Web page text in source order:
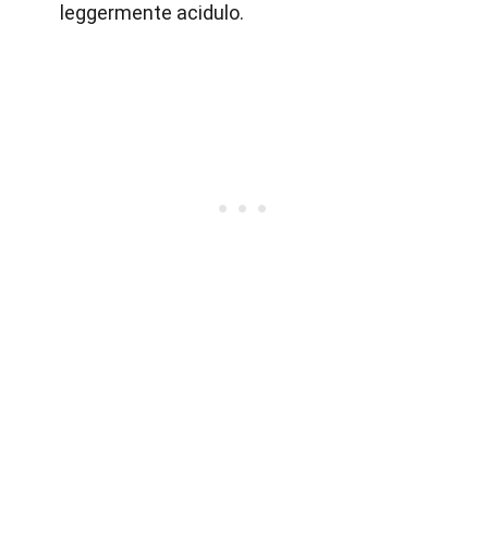
leggermente acidulo.